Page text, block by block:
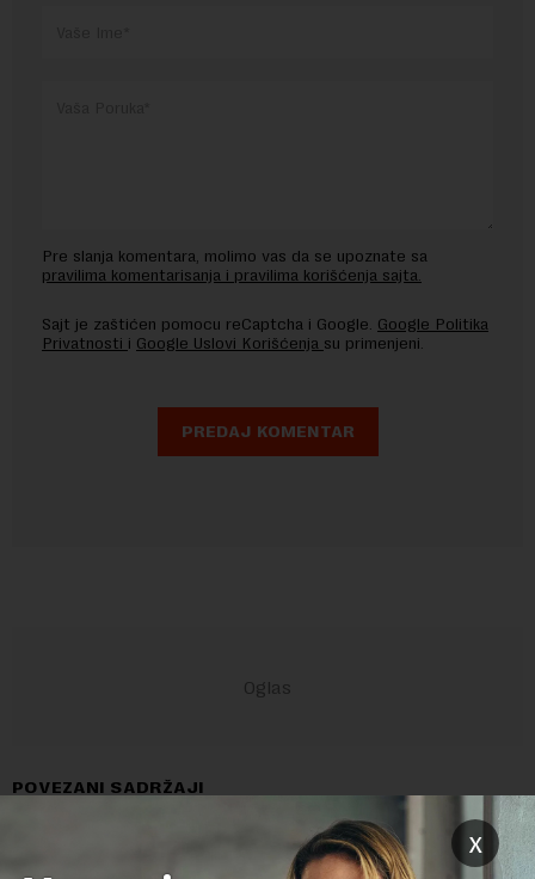
Pre slanja komentara, molimo vas da se upoznate sa
pravilima komentarisanja i pravilima korišćenja sajta.
Sajt je zaštićen pomocu reCaptcha i Google. Google Politika
Privatnosti i Google Uslovi Korišćenja su primenjeni.
POVEZANI SADRŽAJI
x